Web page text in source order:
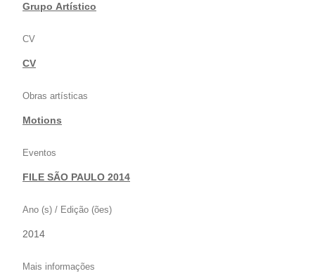
|Grupo Artístico
CV
CV
Obras artísticas
Motions
Eventos
FILE SÃO PAULO 2014
Ano (s) / Edição (ões)
2014
Mais informações